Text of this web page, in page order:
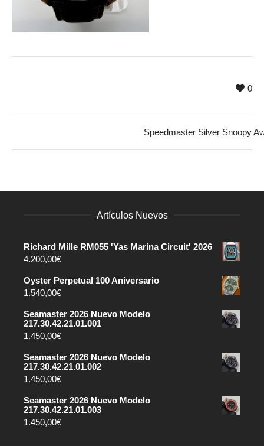
0
Speedmaster Silver Snoopy
Artículos Nuevos
Richard Mille RM055 'Yas Marina Circuit' 2026
4.200,00€
Oyster Perpetual 100 Aniversario
1.540,00€
Seamaster 2026 Nuevo Modelo
217.30.42.21.01.001
1.450,00€
Seamaster 2026 Nuevo Modelo
217.30.42.21.01.002
1.450,00€
Seamaster 2026 Nuevo Modelo
217.30.42.21.01.003
1.450,00€